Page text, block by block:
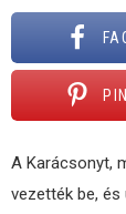
A Karácsonyt,
vezették be, és